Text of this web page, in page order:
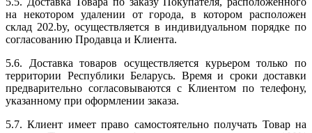
на некотором удалении от города, в котором расположен
склад 202.by, осуществляется в индивидуальном порядке по
согласованию Продавца и Клиента.
5.6. Доставка товаров осуществляется курьером только по
территории Республики Беларусь. Время и сроки доставки
предварительно согласовываются с Клиентом по телефону,
указанному при оформлении заказа.
5.7. Клиент имеет право самостоятельно получать Товар на